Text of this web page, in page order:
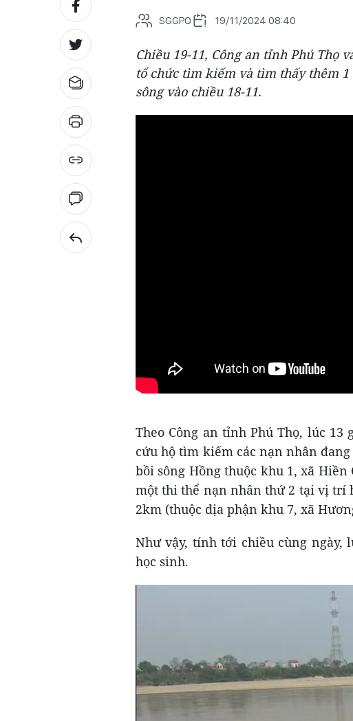
SGGPO 19/11/2024 08:40
Chiều 19-11, Công an tỉnh Phú Thọ
tổ chức tìm kiếm và tìm thấy thêm
sông vào chiều 18-11.
Theo Công an tỉnh Phú Thọ, lúc
cứu hộ tìm kiếm các nạn nhân
bồi sông Hồng thuộc khu 1, xã
một thi thể nạn nhân thứ 2 tại vị trí
2km (thuộc địa phận khu 7, xã
Như vậy, tính tới chiều cùng
học sinh.